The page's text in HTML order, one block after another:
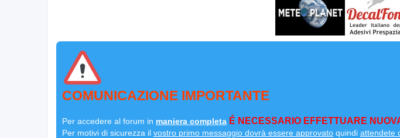
COMUNICAZIONE IMPORTANTE
Per accedere al forum in maniera completa É NECESSARIO EFFETTUARE
Per motivi di sicurezza il vostro primo messaggio dovrà essere approvato quindi attendete